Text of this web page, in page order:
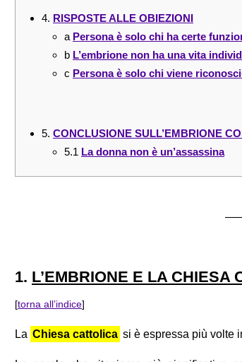
4. RISPOSTE ALLE OBIEZIONI
a Persona è solo chi ha certe
b L’embrione non ha una vita
c Persona è solo chi viene
5. CONCLUSIONE SULL’EMBRIONE
5.1 La donna non è un’assassina
1. L’EMBRIONE E LA CHIESA
[torna all’indice]
La Chiesa cattolica si è espressa più volte